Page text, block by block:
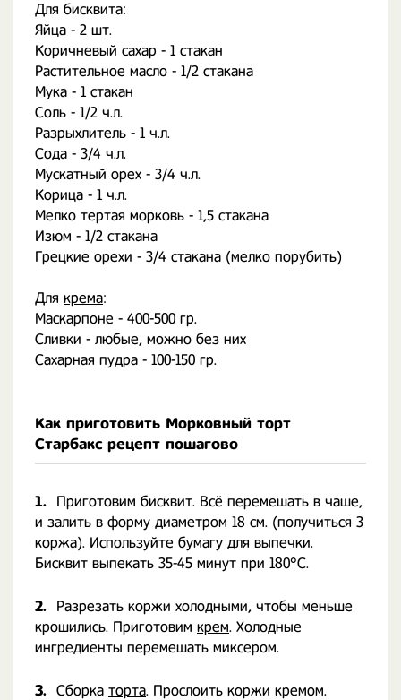
Для бисквита:
Яйца - 2 шт.
Коричневый сахар - 1 стакан
Растительное масло - 1/2 стакана
Мука - 1 стакан
Соль - 1/2 ч.л.
Разрыхлитель - 1 ч.л.
Сода - 3/4 ч.л.
Мускатный орех - 3/4 ч.л.
Корица - 1 ч.л.
Мелко тертая морковь - 1,5 стакана
Изюм - 1/2 стакана
Грецкие орехи - 3/4 стакана (мелко порубить)
Для крема:
Маскарпоне - 400-500 гр.
Сливки - любые, можно без них
Сахарная пудра - 100-150 гр.
Как приготовить Морковный торт
Старбакс рецепт пошагово
1.
Приготовим бисквит. Всё перемешать в чаше,
и залить в форму диаметром 18 см. (получиться 3
коржа). Используйте бумагу для выпечки.
Бисквит выпекать 35-45 минут при 180°С.
2.
Разрезать коржи холодными, чтобы меньше
крошились. Приготовим крем. Холодные
ингредиенты перемешать миксером.
3. Сборка торта. Прослоить коржи кремом.